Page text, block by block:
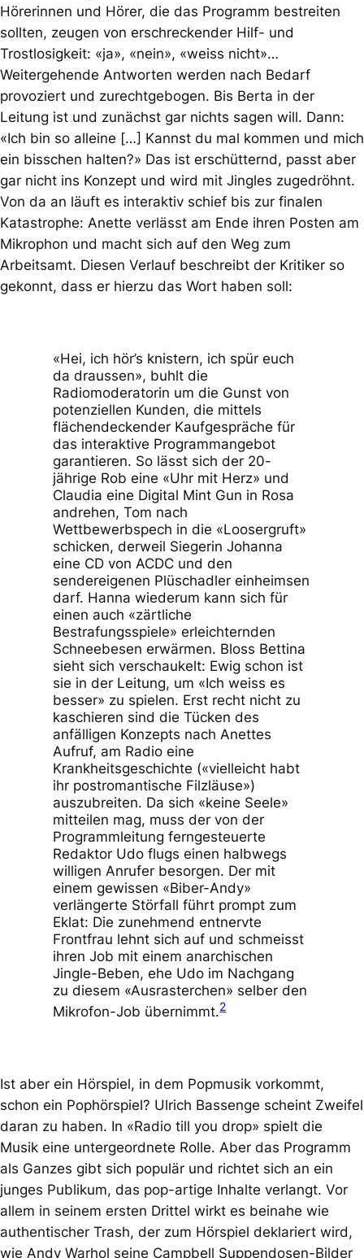
Hörerinnen und Hörer, die das Programm bestreiten
sollten, zeugen von erschreckender Hilf- und
Trostlosigkeit: «ja», «nein», «weiss nicht»…
Weitergehende Antworten werden nach Bedarf
provoziert und zurechtgebogen. Bis Berta in der
Leitung ist und zunächst gar nichts sagen will. Dann:
«Ich bin so alleine […] Kannst du mal kommen und mich
ein bisschen halten?» Das ist erschütternd, passt aber
gar nicht ins Konzept und wird mit Jingles zugedröhnt.
Von da an läuft es interaktiv schief bis zur finalen
Katastrophe: Anette verlässt am Ende ihren Posten am
Mikrophon und macht sich auf den Weg zum
Arbeitsamt. Diesen Verlauf beschreibt der Kritiker so
gekonnt, dass er hierzu das Wort haben soll:
«Hei, ich hör’s knistern, ich spür euch
da draussen», buhlt die
Radiomoderatorin um die Gunst von
potenziellen Kunden, die mittels
flächendeckender Kaufgespräche für
das interaktive Programmangebot
garantieren. So lässt sich der 20-
jährige Rob eine «Uhr mit Herz» und
Claudia eine Digital Mint Gun in Rosa
andrehen, Tom nach
Wettbewerbspech in die «Loosergruft»
schicken, derweil Siegerin Johanna
eine CD von ACDC und den
sendereigenen Plüschadler einheimsen
darf. Hanna wiederum kann sich für
einen auch «zärtliche
Bestrafungsspiele» erleichternden
Schneebesen erwärmen. Bloss Bettina
sieht sich verschaukelt: Ewig schon ist
sie in der Leitung, um «Ich weiss es
besser» zu spielen. Erst recht nicht zu
kaschieren sind die Tücken des
anfälligen Konzepts nach Anettes
Aufruf, am Radio eine
Krankheitsgeschichte («vielleicht habt
ihr postromantische Filzläuse»)
auszubreiten. Da sich «keine Seele»
mitteilen mag, muss der von der
Programmleitung ferngesteuerte
Redaktor Udo flugs einen halbwegs
willigen Anrufer besorgen. Der mit
einem gewissen «Biber-Andy»
verlängerte Störfall führt prompt zum
Eklat: Die zunehmend entnervte
Frontfrau lehnt sich auf und schmeisst
ihren Job mit einem anarchischen
Jingle-Beben, ehe Udo im Nachgang
zu diesem «Ausrasterchen» selber den
Mikrofon-Job übernimmt.2
Ist aber ein Hörspiel, in dem Popmusik vorkommt,
schon ein Pophörspiel? Ulrich Bassenge scheint Zweifel
daran zu haben. In «Radio till you drop» spielt die
Musik eine untergeordnete Rolle. Aber das Programm
als Ganzes gibt sich populär und richtet sich an ein
junges Publikum, das pop-artige Inhalte verlangt. Vor
allem in seinem ersten Drittel wirkt es beinahe wie
authentischer Trash, der zum Hörspiel deklariert wird,
wie Andy Warhol seine Campbell Suppendosen-Bilder